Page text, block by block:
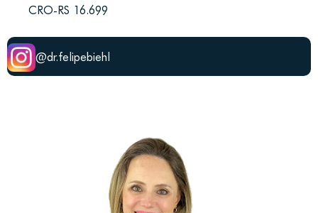
CRO-RS 16.699
@dr.felipebiehl